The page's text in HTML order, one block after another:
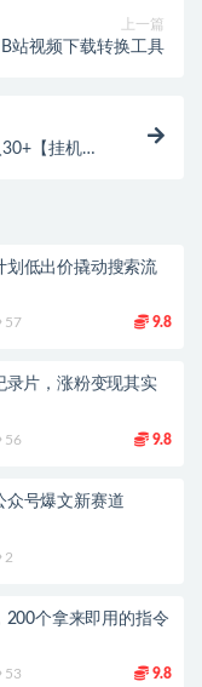
上一篇
B站视频下载转换工具
【挂机脚
划低出价撬动搜索流
57 9.8
录片，涨粉变现其实
56 9.8
众号爆文新赛道
2
200个拿来即用的指令
53 9.8